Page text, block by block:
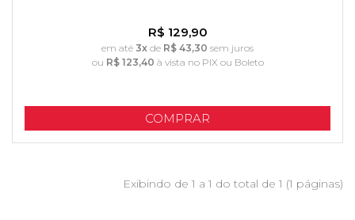
R$ 129,90
em até 3x de R$ 43,30 sem juros
ou R$ 123,40 à vista no PIX ou Boleto
COMPRAR
Exibindo de 1 a 1 do total de 1 (1 páginas)